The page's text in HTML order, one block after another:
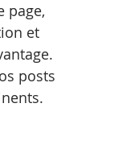
page,
et
posts